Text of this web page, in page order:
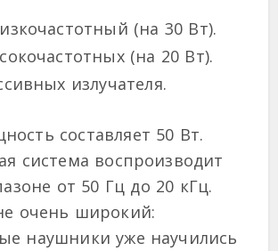
(на 30 Вт).
(на 20 Вт).
излучателя.
составляет 50 Вт.
система воспроизводит
от 50 Гц до 20 кГц.
очень широкий:
наушники уже научились